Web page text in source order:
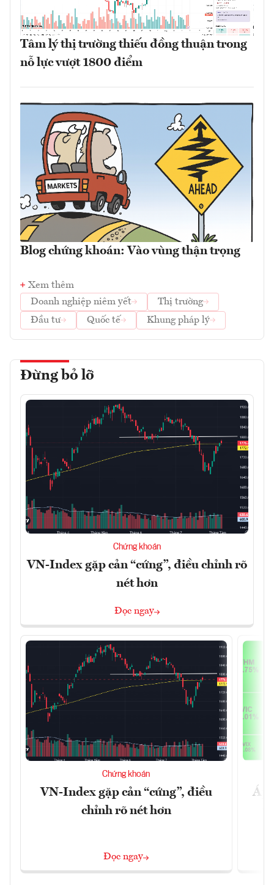
Tâm lý thị trường thiếu đồng thuận trong
nỗ lực vượt 1800 điểm
Blog chứng khoán: Vào vùng thận trọng
Xem thêm
Doanh nghiệp niêm yết
Thị trường
Đầu tư
Quốc tế Khung pháp lý
Đừng bỏ lỡ
Chứng khoán
VN-Index gặp cản “cứng”, điều chỉnh rõ
nét hơn
Đọc ngay
Chứng khoán
VN-Index gặp cản “cứng”, điều
chỉnh rõ nét hơn
Đọc ngay
Áp